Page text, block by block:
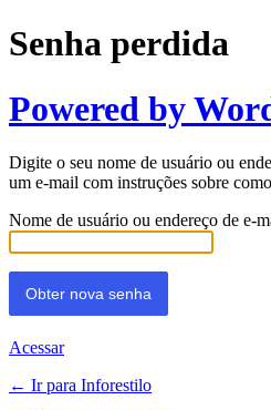
Senha perdida
Powered by
Digite o seu nome de usuário ou
um e-mail com instruções sobre
Nome de usuário ou endereço de e-
Acessar
← Ir para Inforestilo